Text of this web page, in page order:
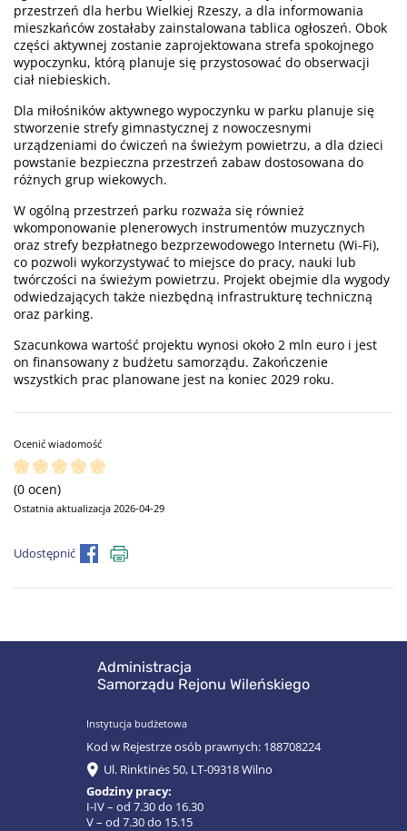
przestrzeń dla herbu Wielkiej Rzeszy, a dla informowania
mieszkańców zostałaby zainstalowana tablica ogłoszeń. Obok
części aktywnej zostanie zaprojektowana strefa spokojnego
wypoczynku, którą planuje się przystosować do obserwacji
ciał niebieskich.
Dla miłośników aktywnego wypoczynku w parku planuje się
stworzenie strefy gimnastycznej z nowoczesnymi
urządzeniami do ćwiczeń na świeżym powietrzu, a dla dzieci
powstanie bezpieczna przestrzeń zabaw dostosowana do
różnych grup wiekowych.
W ogólną przestrzeń parku rozważa się również
wkomponowanie plenerowych instrumentów muzycznych
oraz strefy bezpłatnego bezprzewodowego Internetu (Wi-Fi),
co pozwoli wykorzystywać to miejsce do pracy, nauki lub
twórczości na świeżym powietrzu. Projekt obejmie dla wygody
odwiedzających także niezbędną infrastrukturę techniczną
oraz parking.
Szacunkowa wartość projektu wynosi około 2 mln euro i jest
on finansowany z budżetu samorządu. Zakończenie
wszystkich prac planowane jest na koniec 2029 roku.
Ocenić wiadomość
(0 ocen)
Ostatnia aktualizacja 2026-04-29
Udostępnić
Administracja
Samorządu Rejonu Wileńskiego
Instytucja budżetowa
Kod w Rejestrze osób prawnych: 188708224
Ul. Rinktinės 50, LT-09318 Wilno
Godziny pracy:
I-IV – od 7.30 do 16.30
V – od 7.30 do 15.15